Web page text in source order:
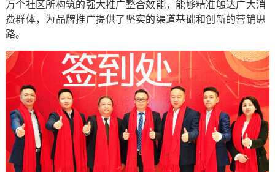
万个社区所构筑的强大推广整合效能，能够精准触达广大消
费群体，为品牌推广提供了坚实的渠道基础和创新的营销思
路。